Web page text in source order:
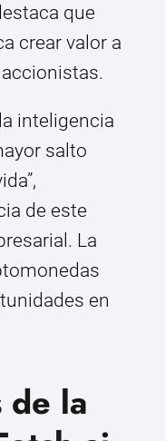
que
crear valor a
inteligencia
salto
de este
La
en
de la